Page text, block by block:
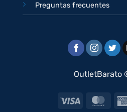
Preguntas frecuentes
OutletBarato
Visa